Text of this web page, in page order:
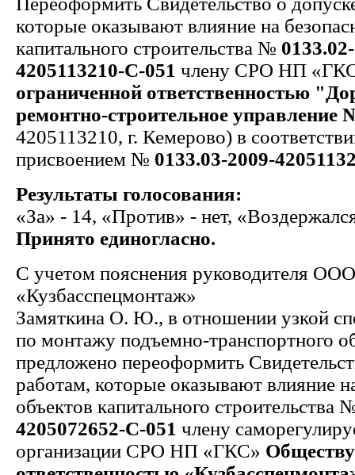
которые оказывают влияние на
капитального строительства №
4205113210-С-051 члену СРО НП
ограниченной ответственностью
ремонтно-строительное управление
4205113210, г. Кемерово) в
присвоением № 0133.03-2009-
Результаты голосования:
«За» - 14, «Против» - нет,
Принято единогласно.
С учетом пояснения руководителя ООО
«Кузбасспецмонтаж»
Замяткина О. Ю., в отношении узкой
по монтажу подъемно-транспортного
предложено переоформить
работам, которые оказывают влияние
объектов капитального строительства
4205072652-С-051 члену
организации СРО НП «ГКС»